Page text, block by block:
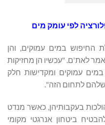
לפי עומק מים
החיפוש במים עמוקים, והן
לאת'ם. "עכשיו הן מחזיקות
במים עמוקים ומקדישות חלק
לתחום הזה".
בעקבותיהן, כאשר מנדט
ביטחון אנרגטי מקומי